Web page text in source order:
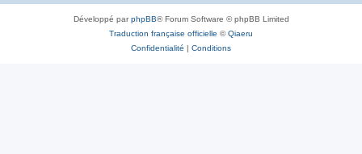
Développé parphpBB® Forum Software © phpBB Limited
Traduction française officielle ©Qiaeru
Confidentialité | Conditions